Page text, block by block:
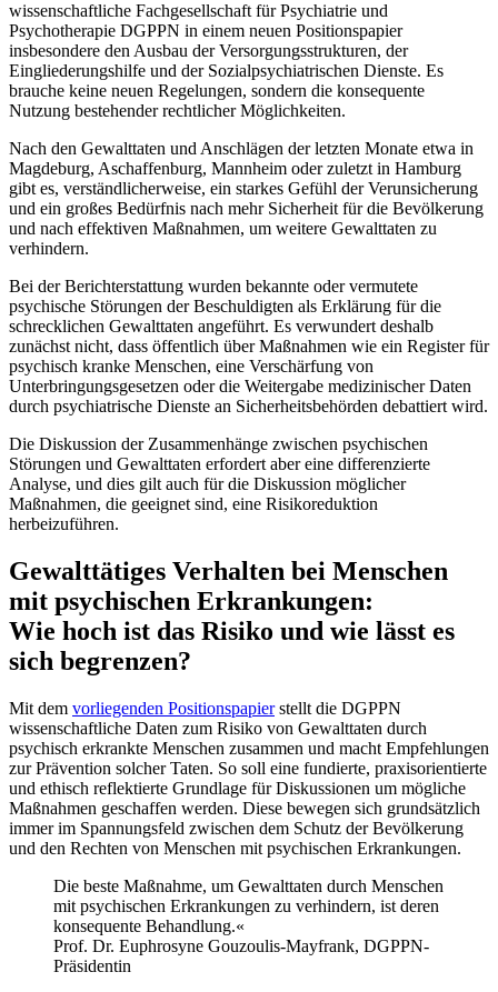
wissenschaftliche Fachgesellschaft für Psychiatrie und
Psychotherapie DGPPN in einem neuen Positionspapier
insbesondere den Ausbau der Versorgungsstrukturen, der
Eingliederungshilfe und der Sozialpsychiatrischen Dienste. Es
brauche keine neuen Regelungen, sondern die konsequente
Nutzung bestehender rechtlicher Möglichkeiten.
Nach den Gewalttaten und Anschlägen der letzten Monate etwa in
Magdeburg, Aschaffenburg, Mannheim oder zuletzt in Hamburg
gibt es, verständlicherweise, ein starkes Gefühl der Verunsicherung
und ein großes Bedürfnis nach mehr Sicherheit für die Bevölkerung
und nach effektiven Maßnahmen, um weitere Gewalttaten zu
verhindern.
Bei der Berichterstattung wurden bekannte oder vermutete
psychische Störungen der Beschuldigten als Erklärung für die
schrecklichen Gewalttaten angeführt. Es verwundert deshalb
zunächst nicht, dass öffentlich über Maßnahmen wie ein Register für
psychisch kranke Menschen, eine Verschärfung von
Unterbringungsgesetzen oder die Weitergabe medizinischer Daten
durch psychiatrische Dienste an Sicherheitsbehörden debattiert wird.
Die Diskussion der Zusammenhänge zwischen psychischen
Störungen und Gewalttaten erfordert aber eine differenzierte
Analyse, und dies gilt auch für die Diskussion möglicher
Maßnahmen, die geeignet sind, eine Risikoreduktion
herbeizuführen.
Gewalttätiges Verhalten bei Menschen
mit psychischen Erkrankungen:
Wie hoch ist das Risiko und wie lässt es
sich begrenzen?
Mit dem vorliegenden Positionspapierstellt die DGPPN
wissenschaftliche Daten zum Risiko von Gewalttaten durch
psychisch erkrankte Menschen zusammen und macht Empfehlungen
zur Prävention solcher Taten. So soll eine fundierte, praxisorientierte
und ethisch reflektierte Grundlage für Diskussionen um mögliche
Maßnahmen geschaffen werden. Diese bewegen sich grundsätzlich
immer im Spannungsfeld zwischen dem Schutz der Bevölkerung
und den Rechten von Menschen mit psychischen Erkrankungen.
Die beste Maßnahme, um Gewalttaten durch Menschen
mit psychischen Erkrankungen zu verhindern, ist deren
konsequente Behandlung.«
Prof. Dr. Euphrosyne Gouzoulis-Mayfrank, DGPPN-
Präsidentin